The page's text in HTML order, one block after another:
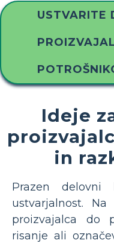
USTVARITE
Ideje
in
Prazen
ustvarjalnost.
proizvajalca do
risanje ali